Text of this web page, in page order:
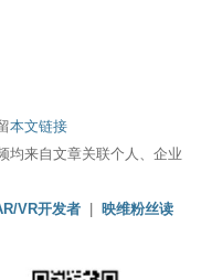
本文链接
均来自文章关联个人、企业
VR开发者
映维粉丝读